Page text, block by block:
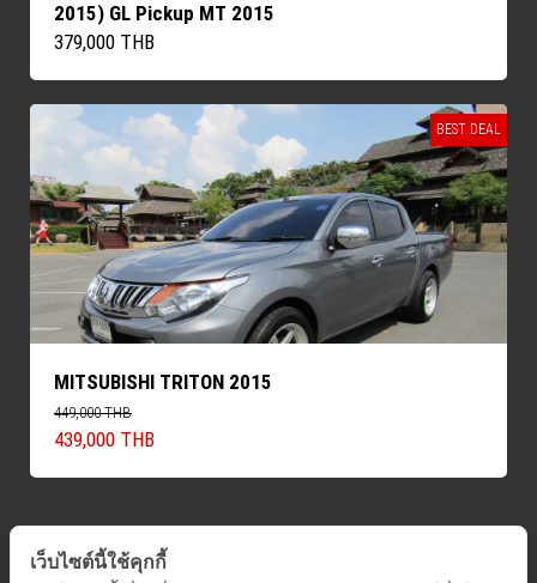
2015) GL Pickup MT 2015
379,000 THB
BEST DEAL
MITSUBISHI TRITON 2015
449,000 THB
439,000 THB
เว็บไซต์นี้ใช้คุกกี้